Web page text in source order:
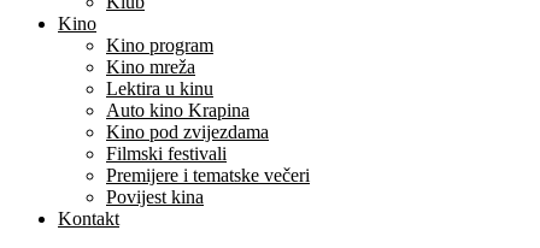
Kino
Kino program
Kino mreža
Lektira u kinu
Auto kino Krapina
Kino pod zvijezdama
Filmski festivali
Premijere i tematske večeri
Povijest kina
Kontakt